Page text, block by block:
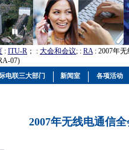
: ITU-R ； : 大会和会议; : RA: 2007年
07)
2007年无线电通信
电联三大部门 新闻室 各项活动